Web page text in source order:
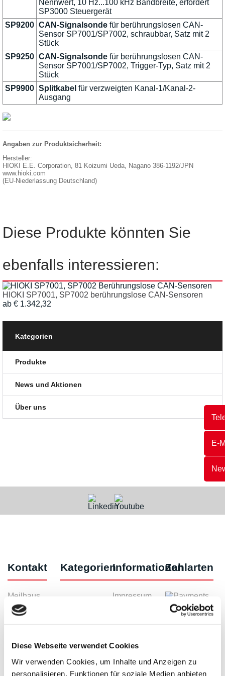
Diese Webseite verwendet Cookies
Wir verwenden Cookies, um Inhalte und Anzeigen zu
personalisieren, Funktionen für soziale Medien anbieten
E-
Nennwert, 10 Hz...100 kHz Bandbreite, erfordert
SP3000 Steuergerät
SP9200 CAN-Signalsonde für berührungslosen CAN-
Sensor SP7001/SP7002, schraubbar, Satz mit 2
Stück
SP9250 CAN-Signalsonde für berührungslosen CAN-
Sensor SP7001/SP7002, Trigger-Typ, Satz mit 2
Stück
SP9900 Splitkabel für verzweigten Kanal-1/Kanal-2-
Ausgang
Angaben zur Produktsicherheit:
Hersteller:
HIOKI E.E. Corporation, 81 Koizumi Ueda, Nagano 386-1192/JPN
www.hioki.com
(EU-Niederlassung Deutschland)
Diese Produkte könnten Sie
ebenfalls interessieren:
HIOKI SP7001, SP7002 berührungslose CAN-Sensoren
ab € 1.342,32
Kategorien
Produkte
News und Aktionen
Über uns
Kontakt
Meilhaus
Electronic
GmbH
82239 Alling
Tel.:
+49(0)8141/5271-
KategorienInformationen
Impressum
Wir sind
ISO9001:2015-
zertifiziert
Zahlarten